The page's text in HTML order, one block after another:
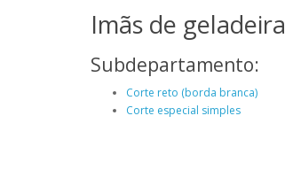
Imãs de geladeira
Subdepartamento:
Corte reto (borda branca)
Corte especial simples